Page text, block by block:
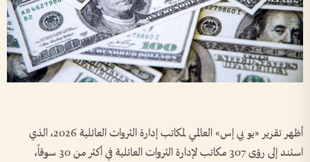
أظهر تقرير «يو بي إس» العالمي لمكاتب إدارة الثروات العائلية 2026، الذي
استند إلى رؤى 307 مكاتب لإدارة الثروات العائلية في أكثر من 30 سوقاً،